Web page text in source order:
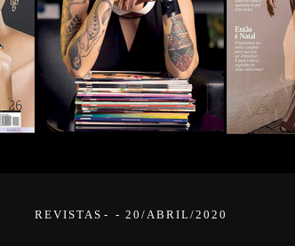
REVISTAS 20/ABRIL/2020